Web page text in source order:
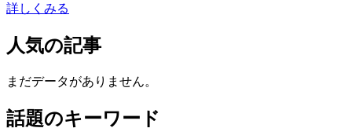
詳しくみる
人気の記事
まだデータがありません。
話題のキーワード